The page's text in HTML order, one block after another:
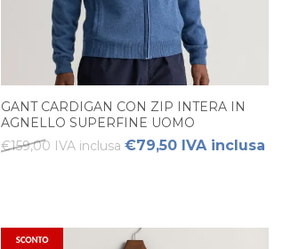
GANT CARDIGAN CON ZIP INTERA IN
AGNELLO SUPERFINE UOMO
€159,00 IVA inclusa €79,50 IVA inclusa